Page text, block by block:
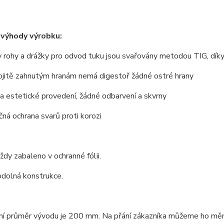
výrobku:
rohy a drážky pro odvod tuku jsou svařovány metodou TIG,
zahnutým hranám nemá digestoř žádné ostré hrany
estetické provedení, žádné odbarvení a skvrny
ochrana svarů proti korozi
zabaleno v ochranné fólii.
konstrukce.
průměr vývodu je 200 mm. Na přání zákazníka můžeme ho